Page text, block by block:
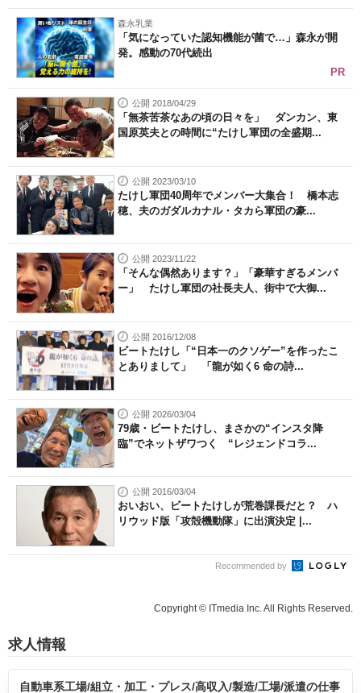
森永乳業
「気になっていた認知機能が菌で…」森永が開
発。感動の70代続出
PR
公開 2018/04/29
「無茶苦茶なあの頃の日々を」 ダンカン、東
国原英夫との時間に“たけし軍団の全盛期...
公開 2023/03/10
たけし軍団40周年でメンバー大集合！ 橋本志
穂、夫のガダルカナル・タカら軍団の豪...
公開 2023/11/22
「そんな偶然あります？」「豪華すぎるメンバ
ー」 たけし軍団の社長夫人、街中で大御...
公開 2016/12/08
ビートたけし「“日本一のクソゲー”を作ったこ
とありまして」 「龍が如く6 命の詩...
公開 2026/03/04
79歳・ビートたけし、まさかの“インスタ降
臨”でネットザワつく “レジェンドコラ...
公開 2016/03/04
おいおい、ビートたけしが荒巻課長だと？ ハ
リウッド版「攻殻機動隊」に出演決定 |...
Recommended by
Copyright © ITmedia Inc. All Rights Reserved.
求人情報
自動車系工場/組立・加工・プレス/高収入/製造/工場/派遣の仕事